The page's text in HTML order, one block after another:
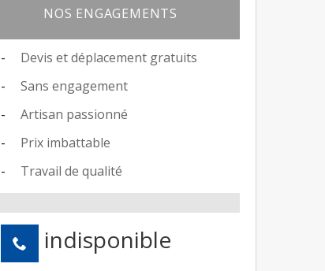
NOS ENGAGEMENTS
Devis et déplacement gratuits
Sans engagement
Artisan passionné
Prix imbattable
Travail de qualité
indisponible